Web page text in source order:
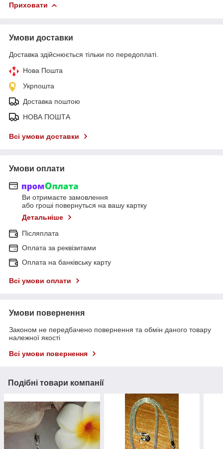
Приховати
Умови доставки
Доставка здійснюється тільки по передоплаті.
Нова Пошта
Укрпошта
Доставка поштою
НОВА ПОШТА
Всі умови доставки
Умови оплати
Ви отримаєте замовлення
або гроші повернуться на вашу картку
Детальніше
Післяплата
Оплата за реквізитами
Оплата на банківську карту
Всі умови оплати
Умови повернення
Законом не передбачено повернення та обмін даного товару
належної якості
Всі умови повернення
Подібні товари компанії